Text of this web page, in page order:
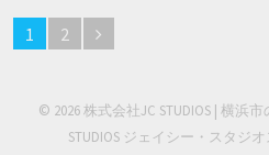
1 2
© 2026 株式会社JC STUDIOS | 横浜
STUDIOS ジェイシー・スタジオス